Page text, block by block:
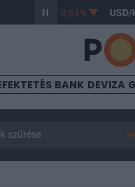
-0,61% USD/HUF
BANK DEVIZA
szűrése